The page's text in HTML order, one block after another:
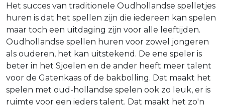
Het succes van traditionele Oudhollandse spelletjes
huren is dat het spellen zijn die iedereen kan spelen
maar toch een uitdaging zijn voor alle leeftijden.
Oudhollandse spellen huren voor zowel jongeren
als ouderen, het kan uitstekend. De ene speler is
beter in het Sjoelen en de ander heeft meer talent
voor de Gatenkaas of de bakbolling. Dat maakt het
spelen met oud-hollandse spelen ook zo leuk, er is
ruimte voor een ieders talent. Dat maakt het zo'n